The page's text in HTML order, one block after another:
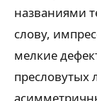
названиями
слову,
мелкие
пресловутых